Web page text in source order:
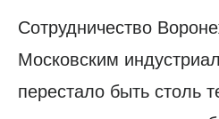
Сотрудничество
Московским
перестало быть столь